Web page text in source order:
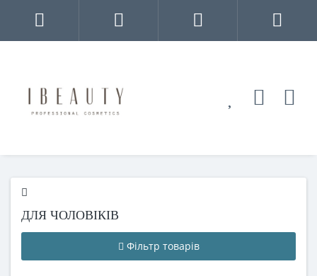
ДЛЯ ЧОЛОВІКІВ
Фільтр товарів